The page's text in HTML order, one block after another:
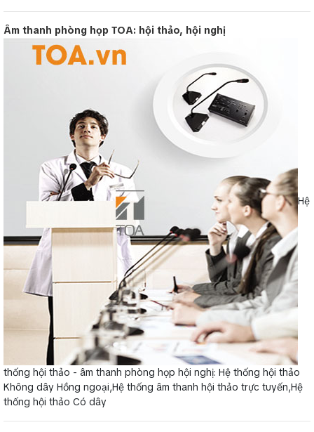
Âm thanh phòng họp TOA: hội thảo, hội nghị
Hệ
thống hội thảo - âm thanh phòng họp hội nghị: Hệ thống hội thảo
Không dây Hồng ngoại,Hệ thống âm thanh hội thảo trực tuyến,Hệ
thống hội thảo Có dây